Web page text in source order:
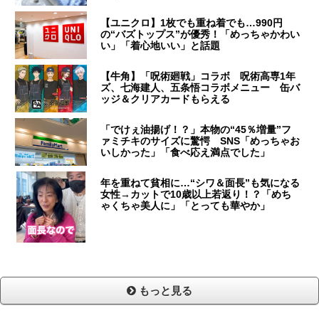
【ユニクロ】1枚でも重ね着でも…990円
の“バズトップス”が優秀！「めっちゃかわい
い」「着心地いい」と話題
【牛角】「呪術廻戦」コラボ 呪術高専1年
ズ、七海建人、五条悟コラボメニュー 缶バ
ッジ＆クリアカードもらえる
「でけぇ油揚げ！？」本物の“45％増量”フ
ァミチキのサイズに驚愕 SNS「めっちゃお
いしかった」「食べ応え満点でした」
年を重ねて貧相に…“シワ＆面長”も気になる
女性→カットで10歳以上若返り！？「めち
ゃくちゃ美人に」「とっても華やか」
もっと見る